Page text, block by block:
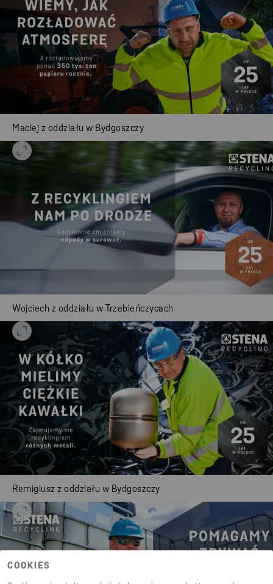
COOKIES
Maciej z oddziału w Bydgoszczy
Wojciech z oddziału w Trzebieńczycach
Remigiusz z oddziału w Bydgoszczy